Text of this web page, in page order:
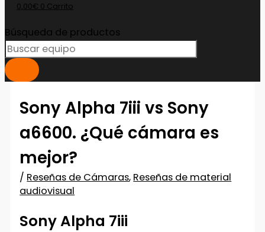
0,00€ 0 Carrito
Búsqueda de productos
Sony Alpha 7iii vs Sony
a6600. ¿Qué cámara es
mejor?
/ Reseñas de Cámaras, Reseñas de material
audiovisual
Sony Alpha 7iii